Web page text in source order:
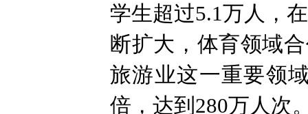
学生超过5.1万人，
断扩大，体育领域
旅游业这一重要领
倍，达到280万人次